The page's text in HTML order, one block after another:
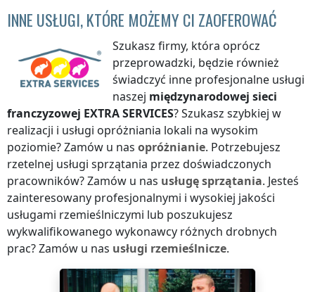
INNE USŁUGI, KTÓRE MOŻEMY CI ZAOFEROWAĆ
Szukasz firmy, która oprócz
przeprowadzki, będzie również
świadczyć inne profesjonalne usługi
naszej międzynarodowej sieci
franczyzowej EXTRA SERVICES? Szukasz szybkiej w
realizacji i usługi opróżniania lokali na wysokim
poziomie? Zamów u nas opróżnianie. Potrzebujesz
rzetelnej usługi sprzątania przez doświadczonych
pracowników? Zamów u nas usługę sprzątania. Jesteś
zainteresowany profesjonalnymi i wysokiej jakości
usługami rzemieślniczymi lub poszukujesz
wykwalifikowanego wykonawcy różnych drobnych
prac? Zamów u nas usługi rzemieślnicze.